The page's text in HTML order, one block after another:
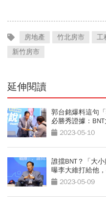
房地產 竹北房市 工
新竹房市
延伸閱讀
郭台銘爆料這句
必勝秀證據：
2023-05-10
誰擋BNT？「大
曝李大維打給他
2023-05-09